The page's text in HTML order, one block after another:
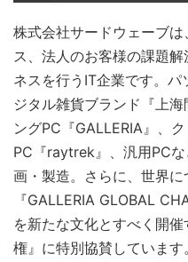
株式会社サードウェーブ
ス、法人のお客様の課題
ネスを行うIT企業です。
ジタル雑貨ブランド『上
ングPC『GALLERIA』、
PC『raytrek』、汎用PC
画・製造。さらに、世界
『GALLERIA GLOBAL
を新たな文化とすべく開
権』に特別協賛していま